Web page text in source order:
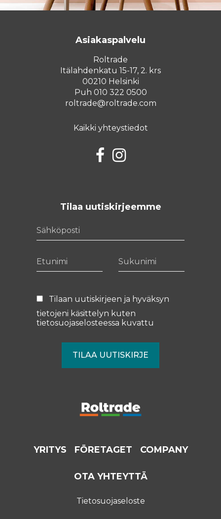
Asiakaspalvelu
Roltrade
Itälahdenkatu 15-17, 2. krs
00210 Helsinki
Puh 010 322 0500
roltrade@roltrade.com
Kaikki yhteystiedot
FacebookInstagram
Tilaa uutiskirjeemme
Tilaan uutiskirjeen ja hyväksyn
tietojeni käsittelyn kuten
tietosuojaselosteessa kuvattu
YRITYS FÖRETAGET COMPANY
OTA YHTEYTTÄ
Tietosuojaseloste